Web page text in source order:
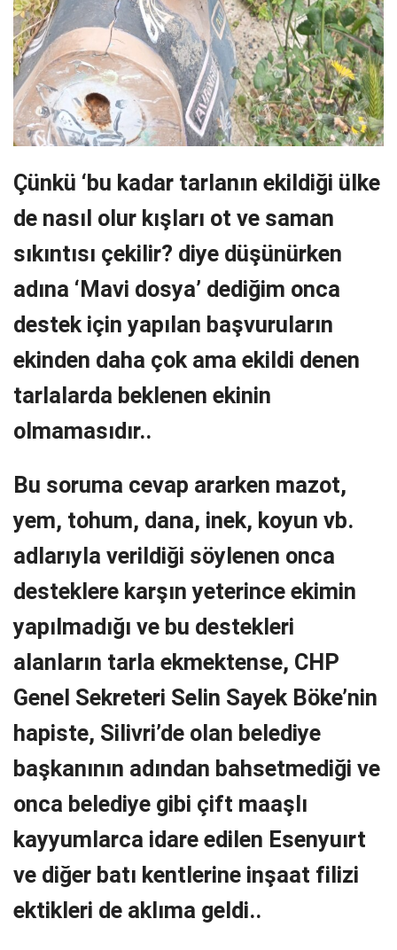
Çünkü ‘bu kadar tarlanın ekildiği ülke
de nasıl olur kışları ot ve saman
sıkıntısı çekilir? diye düşünürken
adına ‘Mavi dosya’ dediğim onca
destek için yapılan başvuruların
ekinden daha çok ama ekildi denen
tarlalarda beklenen ekinin
olmamasıdır..
Bu soruma cevap ararken mazot,
yem, tohum, dana, inek, koyun vb.
adlarıyla verildiği söylenen onca
desteklere karşın yeterince ekimin
yapılmadığı ve bu destekleri
alanların tarla ekmektense, CHP
Genel Sekreteri Selin Sayek Böke’nin
hapiste, Silivri’de olan belediye
başkanının adından bahsetmediği ve
onca belediye gibi çift maaşlı
kayyumlarca idare edilen Esenyuırt
ve diğer batı kentlerine inşaat filizi
ektikleri de aklıma geldi..